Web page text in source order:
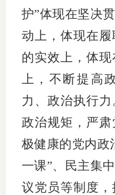
护”体现在坚决
动上，体现在
的实效上，体
上，不断提高
力、政治执行
政治规矩，严
极健康的党内政
一课”、民主集
议党员等制度